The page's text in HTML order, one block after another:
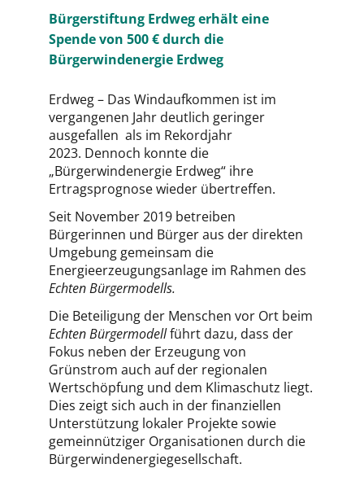
Bürgerstiftung Erdweg erhält eine
Spende von 500 € durch die
Bürgerwindenergie Erdweg
Erdweg – Das Windaufkommen ist im
vergangenen Jahr deutlich geringer
ausgefallen als im Rekordjahr
2023. Dennoch konnte die
„Bürgerwindenergie Erdweg“ ihre
Ertragsprognose wieder übertreffen.
Seit November 2019 betreiben
Bürgerinnen und Bürger aus der direkten
Umgebung gemeinsam die
Energieerzeugungsanlage im Rahmen des
Echten Bürgermodells.
Die Beteiligung der Menschen vor Ort beim
Echten Bürgermodellführt dazu, dass der
Fokus neben der Erzeugung von
Grünstrom auch auf der regionalen
Wertschöpfung und dem Klimaschutz liegt.
Dies zeigt sich auch in der finanziellen
Unterstützung lokaler Projekte sowie
gemeinnütziger Organisationen durch die
Bürgerwindenergiegesellschaft.